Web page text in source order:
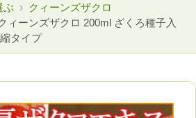
ぶ
クィーンズザクロ
ィーンズザクロ 200ml ざくろ種子入
タイプ